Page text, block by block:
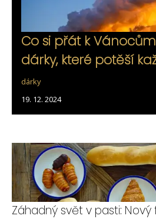
Co si přát k
dárky, které potěší
dárky
19. 12. 2024
Záhadný svět v pasti: Nový